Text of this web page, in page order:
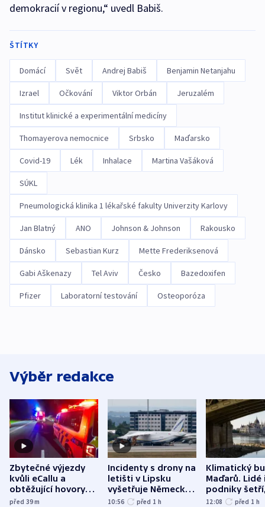
demokracií v regionu,“ uvedl Babiš.
ŠTÍTKY
Domácí Svět Andrej Babiš Benjamin Netanjahu
Izrael Očkování Viktor Orbán Jeruzalém
Institut klinické a experimentální medicíny
Thomayerova nemocnice Srbsko Maďarsko
Covid-19 Lék Inhalace Martina Vašáková
SÚKL
Pneumologická klinika 1 lékařské fakulty Univerzity Karlovy
Jan Blatný ANO Johnson & Johnson Rakousko
Dánsko Sebastian Kurz Mette Frederiksenová
Gabi Aškenazy Tel Aviv Česko Bazedoxifen
Pfizer Laboratorní testování Osteoporóza
Výběr redakce
Zbytečné výjezdy
kvůli eCallu a
obtěžující hovory
zdržují záchranáře
před 39m
Incidenty s drony na
letišti v Lipsku
vyšetřuje Německo
jako úmyslný pokus
10:56 před 1 h
Klimatický
Maďarů. Lidé
podniky
omezuje se
12:08 před 1 h